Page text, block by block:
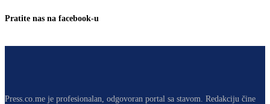
Pratite nas na facebook-u
Press.co.me je profesionalan, odgovoran portal sa stavom. Redakciju čine